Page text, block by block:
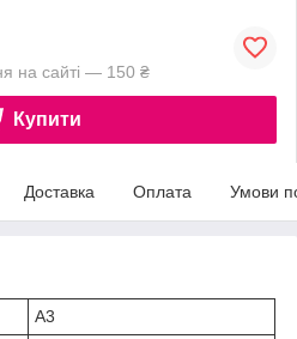
на сайті — 150 ₴
Купити
Доставка Оплата Умови
А3